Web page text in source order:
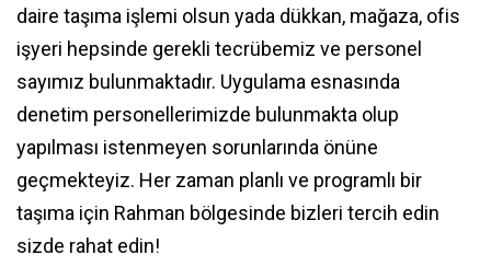
daire taşıma işlemi olsun yada dükkan, mağaza, ofis
işyeri hepsinde gerekli tecrübemiz ve personel
sayımız bulunmaktadır. Uygulama esnasında
denetim personellerimizde bulunmakta olup
yapılması istenmeyen sorunlarında önüne
geçmekteyiz. Her zaman planlı ve programlı bir
taşıma için Rahman bölgesinde bizleri tercih edin
sizde rahat edin!